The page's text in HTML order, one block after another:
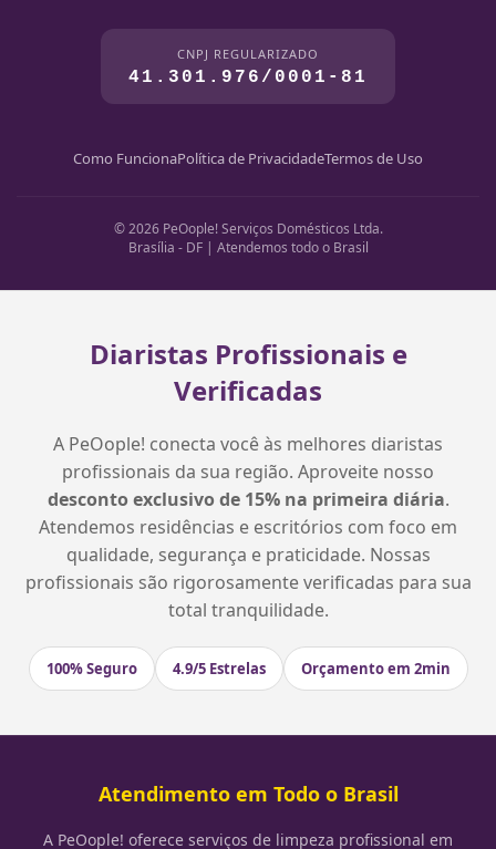
CNPJ REGULARIZADO
41.301.976/0001-81
Como FuncionaPolítica de PrivacidadeTermos de Uso
© 2026 PeOople! Serviços Domésticos Ltda.
Brasília - DF | Atendemos todo o Brasil
Diaristas Profissionais e
Verificadas
A PeOople! conecta você às melhores diaristas
profissionais da sua região. Aproveite nosso
desconto exclusivo de 15% na primeira diária.
Atendemos residências e escritórios com foco em
qualidade, segurança e praticidade. Nossas
profissionais são rigorosamente verificadas para sua
total tranquilidade.
100% Seguro 4.9/5 Estrelas Orçamento em 2min
Atendimento em Todo o Brasil
A PeOople! oferece serviços de limpeza profissional em